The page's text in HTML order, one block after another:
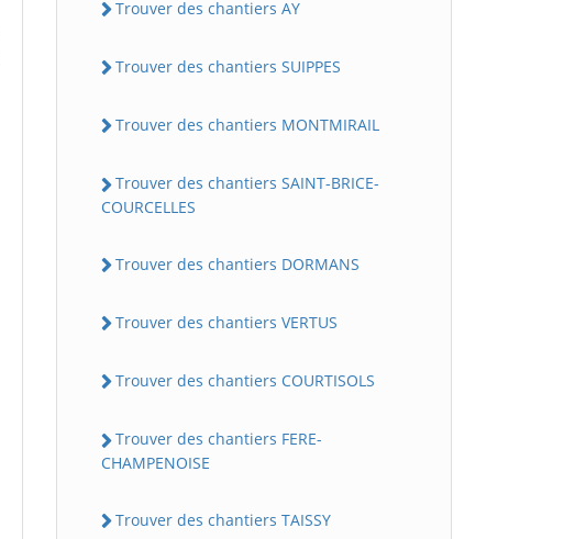
Trouver des chantiers AY
Trouver des chantiers SUIPPES
Trouver des chantiers MONTMIRAIL
Trouver des chantiers SAINT-BRICE-
COURCELLES
Trouver des chantiers DORMANS
Trouver des chantiers VERTUS
Trouver des chantiers COURTISOLS
Trouver des chantiers FERE-
CHAMPENOISE
Trouver des chantiers TAISSY